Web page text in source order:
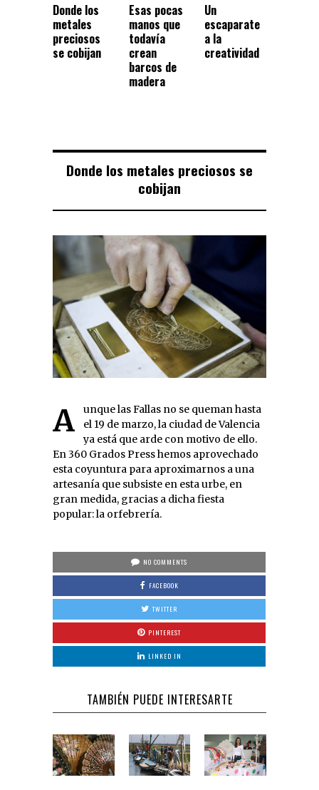
Donde los
metales
preciosos
se cobijan
Esas pocas
manos que
todavía
crean
barcos de
madera
Un
escaparate
a la
creatividad
Donde los metales preciosos se
cobijan
Aunque las Fallas no se queman hasta
el 19 de marzo, la ciudad de Valencia
ya está que arde con motivo de ello.
En 360 Grados Press hemos aprovechado
esta coyuntura para aproximarnos a una
artesanía que subsiste en esta urbe, en
gran medida, gracias a dicha fiesta
popular: la orfebrería.
NO COMMENTS
FACEBOOK
TWITTER
PINTEREST
LINKED IN
TAMBIÉN PUEDE INTERESARTE